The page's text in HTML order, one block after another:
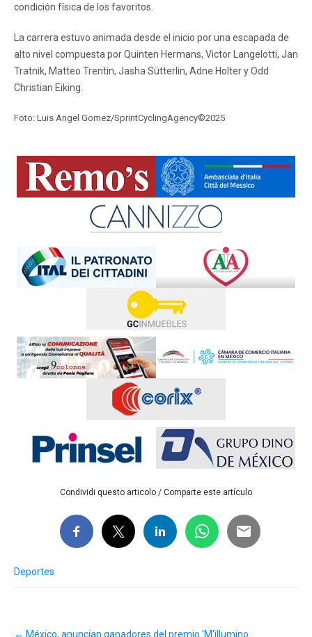
condición física de los favoritos.
La carrera estuvo animada desde el inicio por una escapada de
alto nivel compuesta por Quinten Hermans, Victor Langelotti, Jan
Tratnik, Matteo Trentin, Jasha Sütterlin, Adne Holter y Odd
Christian Eiking.
Foto: Luis Angel Gomez/SprintCyclingAgency©2025
Condividi questo articolo / Comparte este artículo
Deportes
← México, anuncian ganadores del premio 'M'illumino